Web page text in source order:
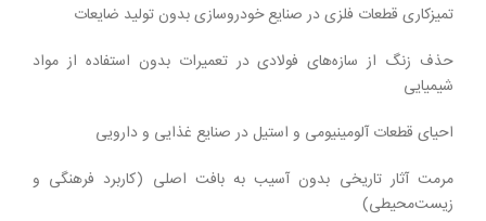
تمیزکاری قطعات فلزی در صنایع خودروسازی بدون تولید ضایعات
حذف زنگ از سازه‌های فولادی در تعمیرات بدون استفاده از مواد
شیمیایی
احیای قطعات آلومینیومی و استیل در صنایع غذایی و دارویی
مرمت آثار تاریخی بدون آسیب به بافت اصلی (کاربرد فرهنگی و
زیست‌محیطی)